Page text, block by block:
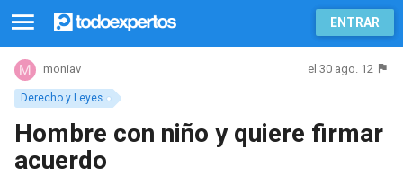
ENTRAR
Derecho y Leyes
moniav el 30 ago. 12
Hombre con niño y quiere firmar
acuerdo